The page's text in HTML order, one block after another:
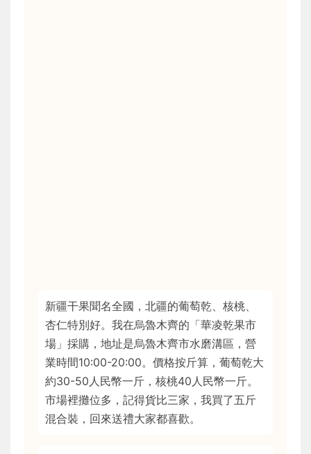
新疆干果聞名全國，北疆的葡萄乾、核桃、
杏仁特別好。我在烏魯木齊的「華凌乾果市
場」採購，地址是烏魯木齊市水磨溝區，營
業時間10:00-20:00。價格按斤算，葡萄乾大
約30-50人民幣一斤，核桃40人民幣一斤。
市場裡攤位多，記得貨比三家，我買了五斤
混合裝，回來送禮大家都喜歡。